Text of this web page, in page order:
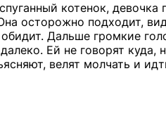
котенок, девочка
осторожно подходит,
Дальше громкие
Ей не говорят куда,
велят молчать и